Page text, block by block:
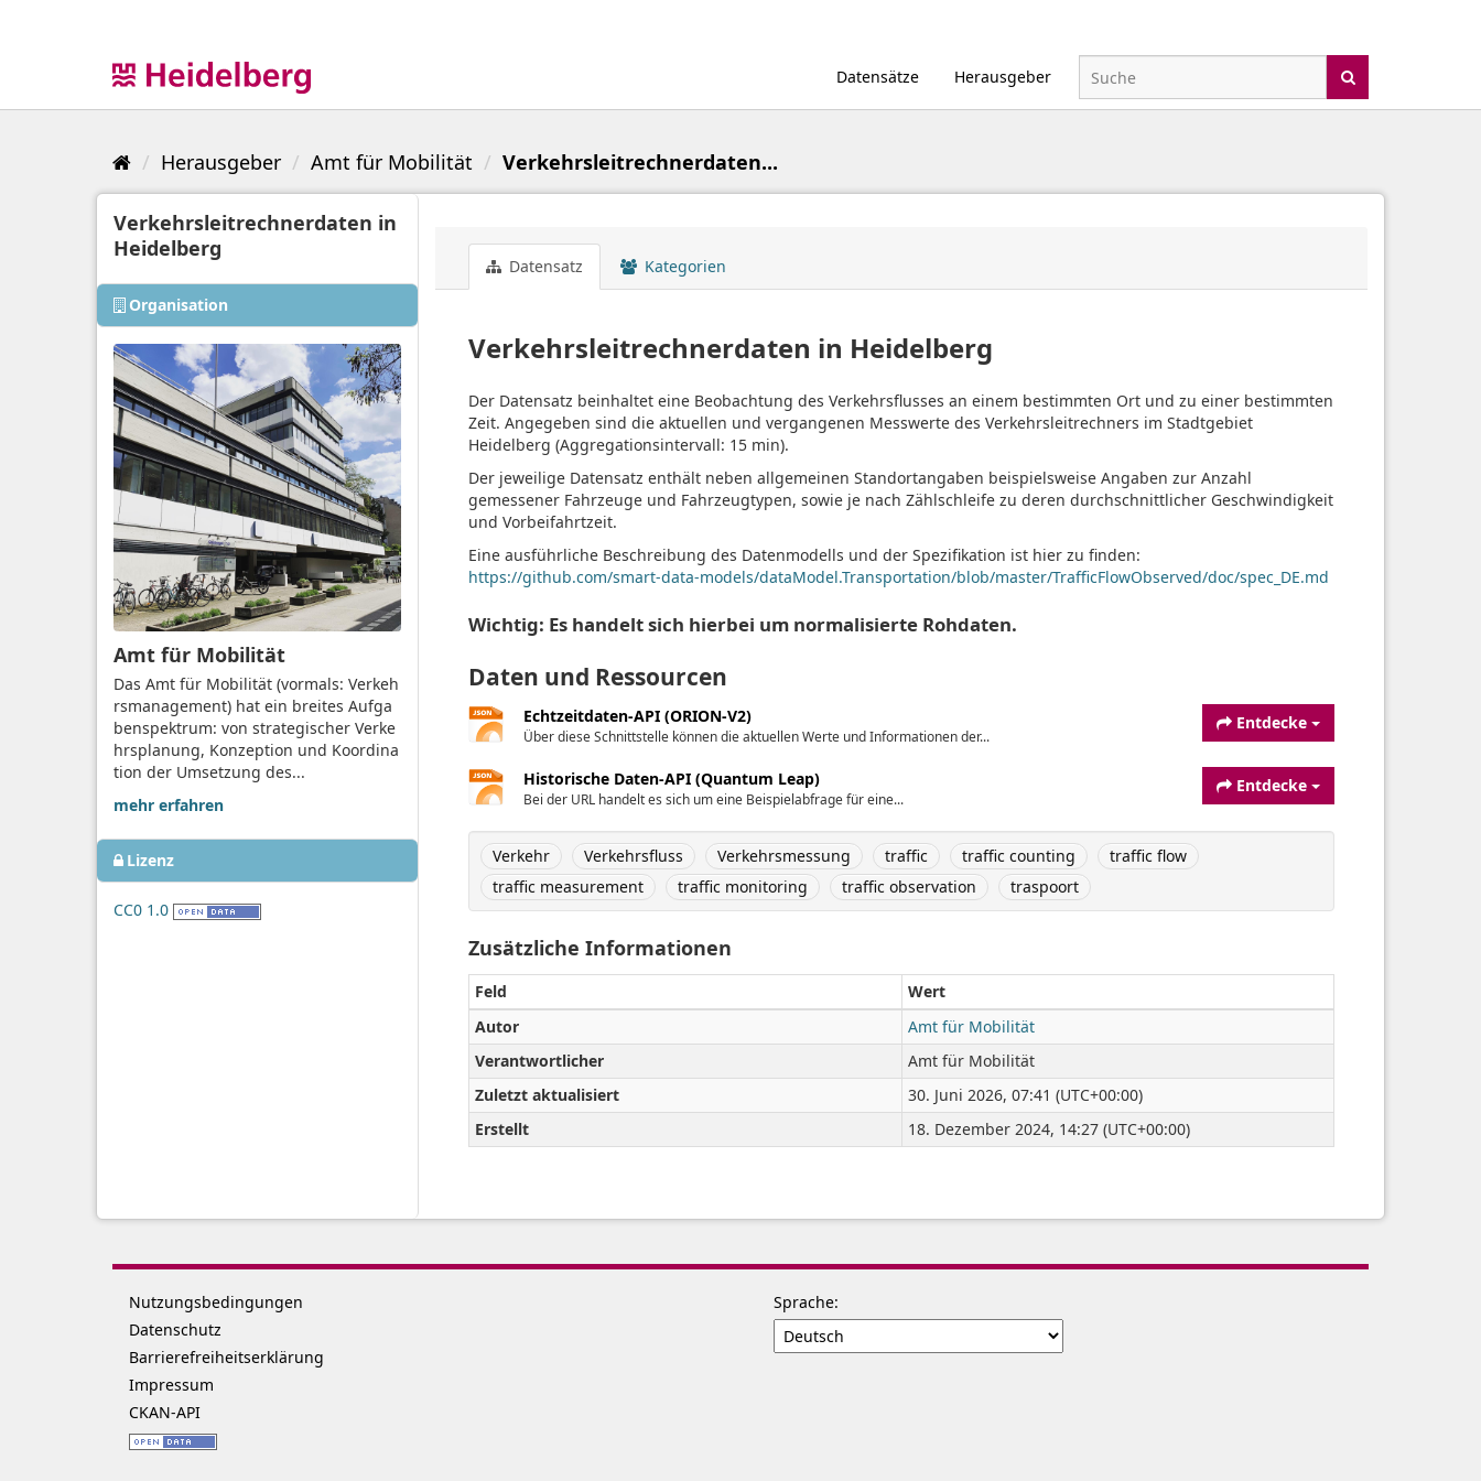
Datensätze
Herausgeber
Herausgeber Amt für Mobilität Verkehrsleitrechnerdaten...
Verkehrsleitrechnerdaten in
Heidelberg
Organisation
Amt für Mobilität
Das Amt für Mobilität (vormals: Verkeh
rsmanagement) hat ein breites Aufga
benspektrum: von strategischer Verke
hrsplanung, Konzeption und Koordina
tion der Umsetzung des...
mehr erfahren
Lizenz
CC0 1.0
Datensatz Kategorien
Verkehrsleitrechnerdaten in Heidelberg
Der Datensatz beinhaltet eine Beobachtung des Verkehrsflusses an einem bestimmten Ort und zu einer bestimmten
Zeit. Angegeben sind die aktuellen und vergangenen Messwerte des Verkehrsleitrechners im Stadtgebiet
Heidelberg (Aggregationsintervall: 15 min).
Der jeweilige Datensatz enthält neben allgemeinen Standortangaben beispielsweise Angaben zur Anzahl
gemessener Fahrzeuge und Fahrzeugtypen, sowie je nach Zählschleife zu deren durchschnittlicher Geschwindigkeit
und Vorbeifahrtzeit.
Eine ausführliche Beschreibung des Datenmodells und der Spezifikation ist hier zu finden:
https://github.com/smart-data-models/dataModel.Transportation/blob/master/TrafficFlowObserved/doc/spec_DE.md
Wichtig: Es handelt sich hierbei um normalisierte Rohdaten.
Daten und Ressourcen
Echtzeitdaten-API (ORION-V2)
Über diese Schnittstelle können die aktuellen Werte und Informationen der...
Entdecke
Historische Daten-API (Quantum Leap)
Bei der URL handelt es sich um eine Beispielabfrage für eine...
Entdecke
Verkehr Verkehrsfluss Verkehrsmessung traffic traffic counting
traffic flow
traffic measurement
traffic monitoring traffic observation traspoort
Zusätzliche Informationen
Feld
Wert
Autor
Amt für Mobilität
Verantwortlicher
Amt für Mobilität
Zuletzt aktualisiert
30. Juni 2026, 07:41 (UTC+00:00)
Erstellt
18. Dezember 2024, 14:27 (UTC+00:00)
Nutzungsbedingungen
Datenschutz
Barrierefreiheitserklärung
Impressum
CKAN-API
Sprache